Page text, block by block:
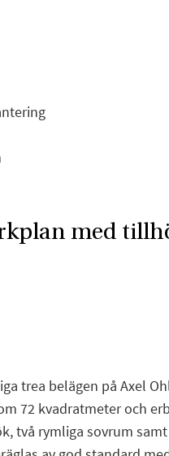
med
trea belägen på Axel
72 kvadratmeter och
två rymliga sovrum